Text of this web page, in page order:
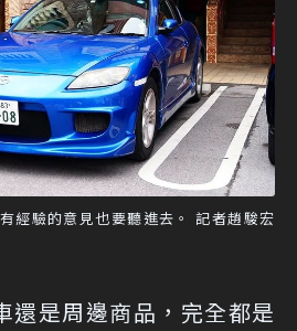
經驗的意見也要聽進去。 記者趙駿宏
還是周邊商品，完全都是